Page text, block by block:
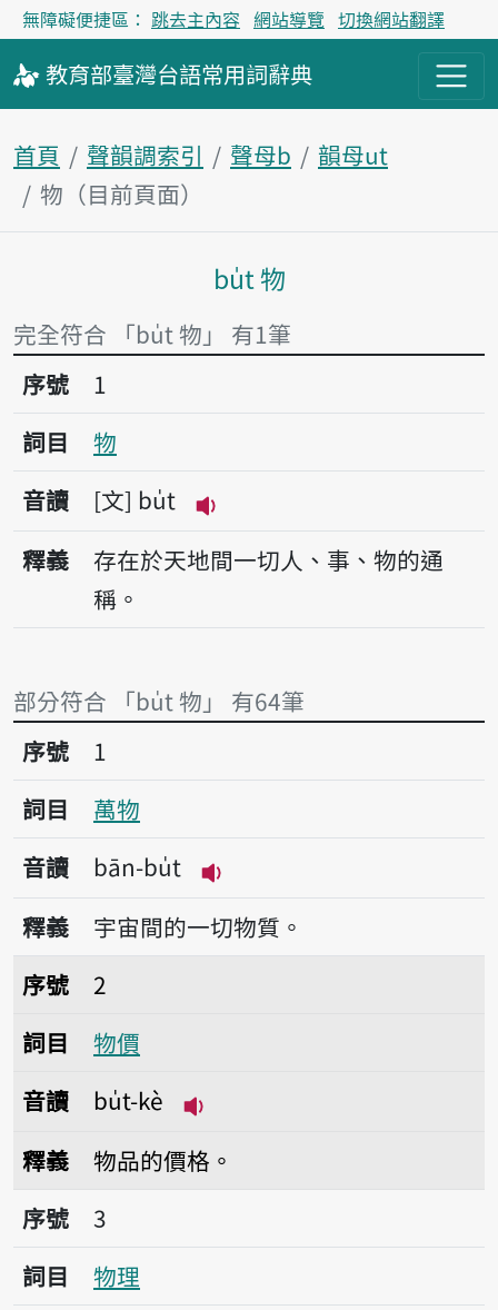
無障礙便捷區： 跳去主內容 網站導覽 切換網站翻譯
教育部臺灣台語常用詞辭典
首頁 聲韻調索引 聲母b
韻母ut
物（目前頁面）
主內容區塊
bu̍t 物
完全符合 「bu̍t 物」 有1筆
序號1物
序號
1
詞目
物
音讀
文 bu̍t
播放音讀bu̍t
釋義
存在於天地間一切人、事、物的通
稱。
部分符合 「bu̍t 物」 有64筆
序號1萬物
序號
1
詞目
萬物
音讀
bān-bu̍t
播放音讀bān-bu̍t
釋義
宇宙間的一切物質。
序號2物價
序號
2
詞目
物價
音讀
bu̍t-kè
釋義
物品的價格。
序號3物理
序號
3
詞目
物理